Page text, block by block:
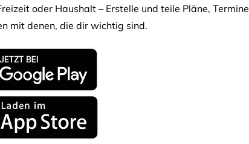
oder Haushalt – Erstelle und teile Pläne, Termine
mit denen, die dir wichtig sind.